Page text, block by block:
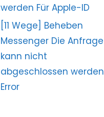
werden Für Apple-ID
[11 Wege] Beheben
Messenger Die Anfrage
kann nicht
abgeschlossen werden
Error